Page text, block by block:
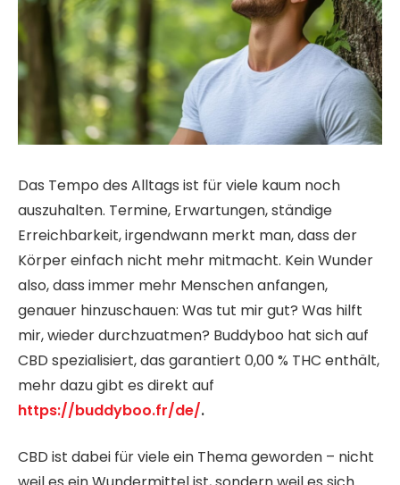
Das Tempo des Alltags ist für viele kaum noch
auszuhalten. Termine, Erwartungen, ständige
Erreichbarkeit, irgendwann merkt man, dass der
Körper einfach nicht mehr mitmacht. Kein Wunder
also, dass immer mehr Menschen anfangen,
genauer hinzuschauen: Was tut mir gut? Was hilft
mir, wieder durchzuatmen? Buddyboo hat sich auf
CBD spezialisiert, das garantiert 0,00 % THC enthält,
mehr dazu gibt es direkt auf
https://buddyboo.fr/de/.
CBD ist dabei für viele ein Thema geworden – nicht